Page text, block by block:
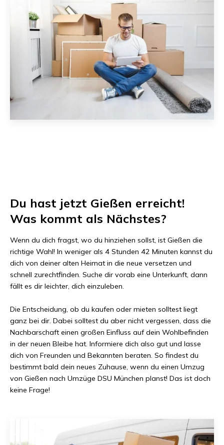
Du hast jetzt Gießen erreicht!
Was kommt als Nächstes?
Wenn du dich fragst, wo du hinziehen sollst, ist Gießen die
richtige Wahl! In weniger als 4 Stunden 42 Minuten kannst du
dich von deiner alten Heimat in die neue versetzen und
schnell zurechtfinden. Suche dir vorab eine Unterkunft, dann
fällt es dir leichter, dich einzuleben.
Die Entscheidung, ob du kaufen oder mieten solltest liegt
ganz bei dir. Dabei solltest du aber nicht vergessen, dass die
Nachbarschaft einen großen Einfluss auf dein Wohlbefinden
in der neuen Bleibe hat. Informiere dich also gut und lasse
dich von Freunden und Bekannten beraten. So findest du
bestimmt bald dein neues Zuhause, wenn du einen Umzug
von Gießen nach Umzüge DSU München planst! Das ist doch
keine Frage!